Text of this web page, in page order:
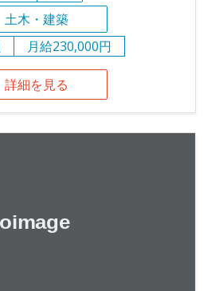
土木・建築
月給230,000円
詳細を見る